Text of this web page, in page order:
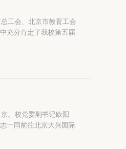
工会、北京市教育工会
。校党委副书记欧阳
一同前往北京大兴国际